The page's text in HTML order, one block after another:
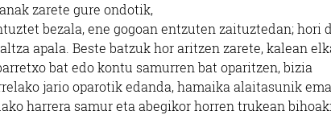
zarete gure ondotik,
bezala, ene gogoan entzuten zaituztedan; hori
apala. Beste batzuk hor aritzen zarete, kalean
bat edo kontu samurren bat oparitzen, bizia
jario oparotik edanda, hamaika alaitasunik
harrera samur eta abegikor horren trukean